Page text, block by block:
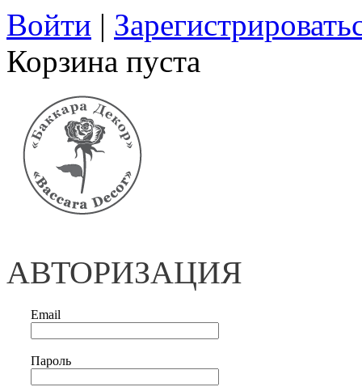
Войти |
Корзина пуста
АВТОРИЗАЦИЯ
Email
Пароль